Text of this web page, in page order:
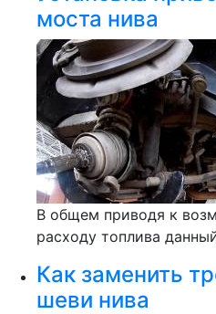
моста нива
В общем приводя к
расходу топлива
Как заменить
шеви нива